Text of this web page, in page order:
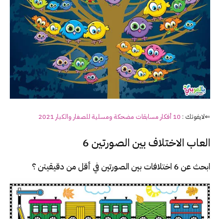
⇐لايفوتك : 10 أفكار مسابقات مضحكة ومسلية للصغار والكبار 2021
العاب الاختلاف بين الصورتين 6
ابحث عن 6 اختلافات بين الصورتين في أقل من دقيقيتن ؟